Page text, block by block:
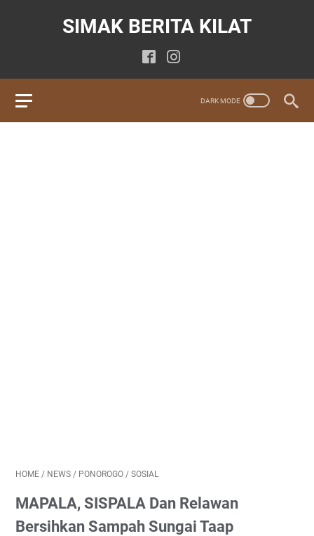
SIMAK BERITA KILAT
HOME / NEWS / PONOROGO / SOSIAL
MAPALA, SISPALA Dan Relawan
Bersihkan Sampah Sungai Taap